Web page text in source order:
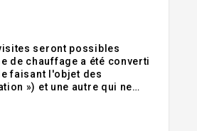
») et une autre qui ne